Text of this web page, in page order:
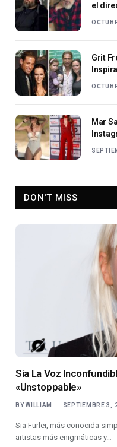
el
Grit
Mar
DON'T MISS
Sia La Voz
«Unstoppable»
BY WILLIAM SEPTIEMBRE 3,
Sia Furler, más conocida
artistas más enigmáticas y…